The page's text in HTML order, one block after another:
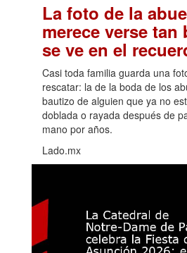
La foto de la
merece verse tan
se ve en el
Casi toda familia guarda una
rescatar: la de la boda de los
bautizo de alguien que ya no
doblada o rayada después de
mano por años.
Lado.mx